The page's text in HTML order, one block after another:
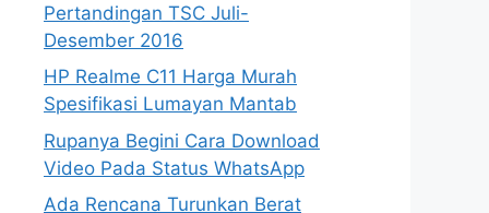
Pertandingan TSC Juli-
Desember 2016
HP Realme C11 Harga Murah
Spesifikasi Lumayan Mantab
Rupanya Begini Cara Download
Video Pada Status WhatsApp
Ada Rencana Turunkan Berat